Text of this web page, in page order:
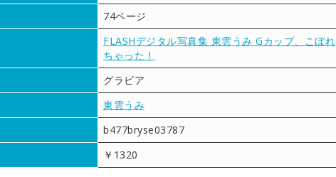
74ページ
FLASHデジタル写真集 東雲うみ Gカップ、こぼれ
ちゃった！
グラビア
東雲うみ
b477bryse03787
￥1320